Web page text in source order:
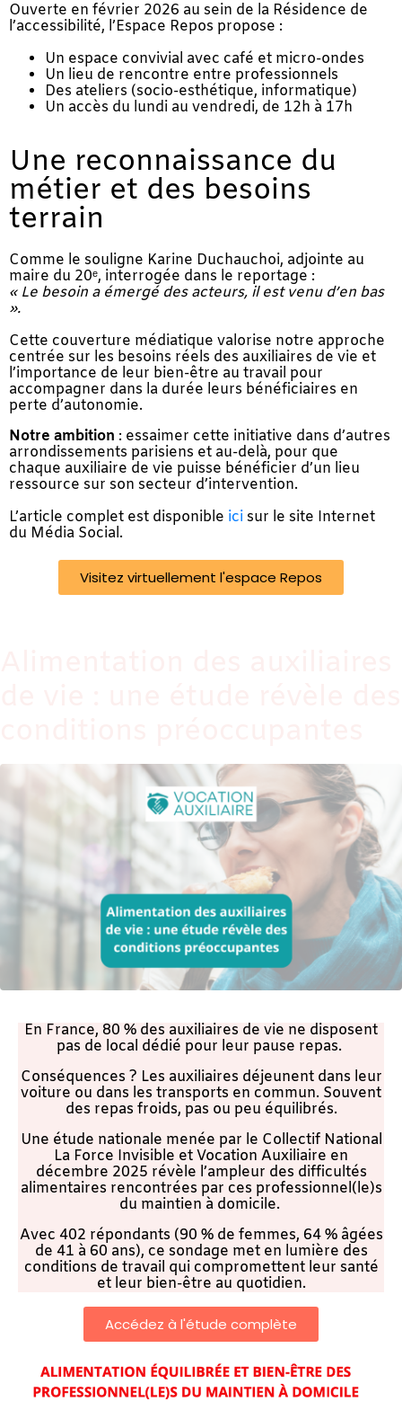
Ouverte en février 2026 au sein de la Résidence de
l’accessibilité, l’Espace Repos propose :
Un espace convivial avec café et micro-ondes
Un lieu de rencontre entre professionnels
Des ateliers (socio-esthétique, informatique)
Un accès du lundi au vendredi, de 12h à 17h
Une reconnaissance du
métier et des besoins
terrain
Comme le souligne Karine Duchauchoi, adjointe au
maire du 20ᵉ, interrogée dans le reportage :
« Le besoin a émergé des acteurs, il est venu d’en bas
».
Cette couverture médiatique valorise notre approche
centrée sur les besoins réels des auxiliaires de vie et
l’importance de leur bien-être au travail pour
accompagner dans la durée leurs bénéficiaires en
perte d’autonomie.
Notre ambition : essaimer cette initiative dans d’autres
arrondissements parisiens et au-delà, pour que
chaque auxiliaire de vie puisse bénéficier d’un lieu
ressource sur son secteur d’intervention.
L’article complet est disponible ici sur le site Internet
du Média Social.
Visitez virtuellement l'espace Repos
En France, 80 % des auxiliaires de vie ne disposent
pas de local dédié pour leur pause repas.
Conséquences ? Les auxiliaires déjeunent dans leur
voiture ou dans les transports en commun. Souvent
des repas froids, pas ou peu équilibrés.
Une étude nationale menée par le Collectif National
La Force Invisible et Vocation Auxiliaire en
décembre 2025 révèle l’ampleur des difficultés
alimentaires rencontrées par ces professionnel(le)s
du maintien à domicile.
Avec 402 répondants (90 % de femmes, 64 % âgées
de 41 à 60 ans), ce sondage met en lumière des
conditions de travail qui compromettent leur santé
et leur bien-être au quotidien.
Accédez à l'étude complète